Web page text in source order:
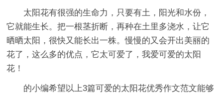
太阳花有很强的生命力，只要有土，阳光和水份，
它就能生长。把一根茎折断，再种在土里多浇水，让它
晒晒太阳，很快又能长出一株。慢慢的又会开出美丽的
花了，这么多的优点，它太可爱了，我爱可爱的太阳
花！
的小编希望以上3篇可爱的太阳花优秀作文范文能够